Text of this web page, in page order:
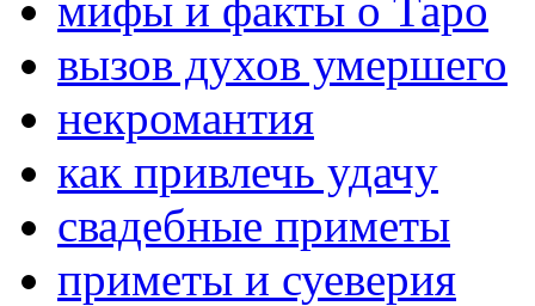
вызов духов умершего
некромантия
как привлечь удачу
свадебные приметы
приметы и суеверия